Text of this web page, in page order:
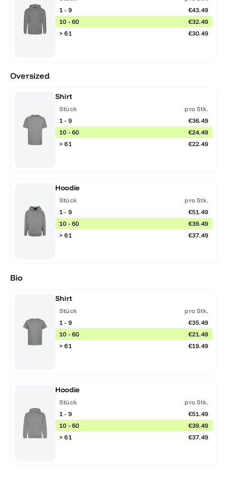
1 - 9
€43.49
10 - 60
€32.49
> 61
€30.49
Oversized
Shirt
Stück
pro Stk.
1 - 9
€36.49
10 - 60
€24.49
> 61
€22.49
Hoodie
Stück
pro Stk.
1 - 9
€51.49
10 - 60
€39.49
> 61
€37.49
Bio
Shirt
Stück
pro Stk.
1 - 9
€35.49
10 - 60
€21.49
> 61
€19.49
Hoodie
Stück
pro Stk.
1 - 9
€51.49
10 - 60
€39.49
> 61
€37.49